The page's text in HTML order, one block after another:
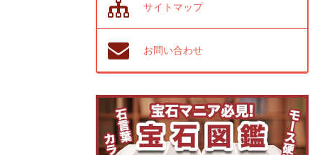
サイトマップ
お問い合わせ